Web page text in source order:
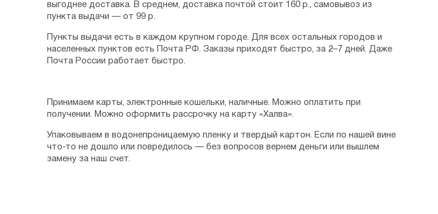
выгоднее доставка. В среднем, доставка почтой стоит 160 р., самовывоз из
пункта выдачи — от 99 р.
Пункты выдачи есть в каждом крупном городе. Для всех остальных городов и
населенных пунктов есть Почта РФ. Заказы приходят быстро, за 2–7 дней. Даже
Почта России работает быстро.
Принимаем карты, электронные кошельки, наличные. Можно оплатить при
получении. Можно оформить рассрочку на карту «Халва».
Упаковываем в водонепроницаемую пленку и твердый картон. Если по нашей вине
что-то не дошло или повредилось — без вопросов вернем деньги или вышлем
замену за наш счет.